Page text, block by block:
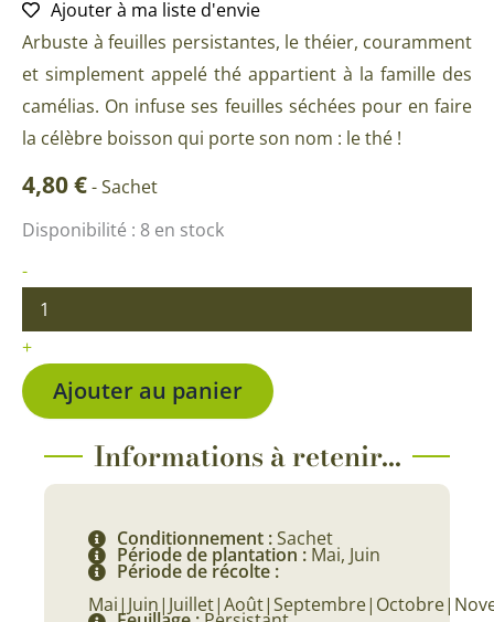
Ajouter à ma liste d'envie
Arbuste à feuilles persistantes, le théier, couramment
et simplement appelé thé appartient à la famille des
camélias. On infuse ses feuilles séchées pour en faire
la célèbre boisson qui porte son nom : le thé !
4,80€-Sachet
Disponibilité : 8 en stock
-
quantité
Thé
BIO
+
Ajouter au panier
Informations à retenir...
Conditionnement :Sachet
Période de plantation : Mai, Juin
Période de récolte :